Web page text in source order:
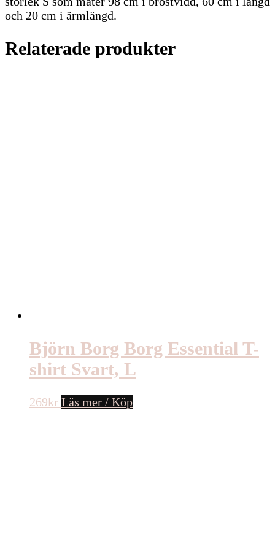
och 20 cm i ärmlängd.
Relaterade produkter
Björn Borg Borg Essential T-
shirt Svart, L
269kr Läs mer / Köp